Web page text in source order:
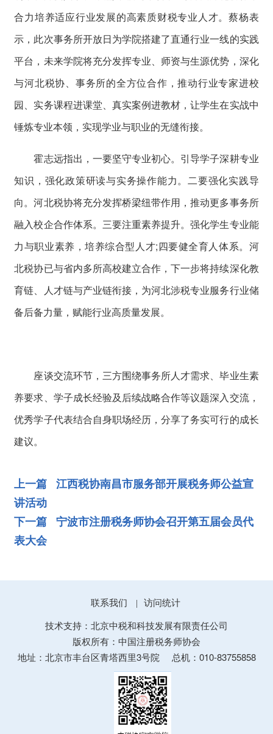
合力培养适应行业发展的高素质财税专业人才。蔡杨表
示，此次事务所开放日为学院搭建了直通行业一线的实践
平台，未来学院将充分发挥专业、师资与生源优势，深化
与河北税协、事务所的全方位合作，推动行业专家进校
园、实务课程进课堂、真实案例进教材，让学生在实战中
锤炼专业本领，实现学业与职业的无缝衔接。
霍志远指出，一要坚守专业初心。引导学子深耕专业
知识，强化政策研读与实务操作能力。二要强化实践导
向。河北税协将充分发挥桥梁纽带作用，推动更多事务所
融入校企合作体系。三要注重素养提升。强化学生专业能
力与职业素养，培养综合型人才;四要健全育人体系。河
北税协已与省内多所高校建立合作，下一步将持续深化教
育链、人才链与产业链衔接，为河北涉税专业服务行业储
备后备力量，赋能行业高质量发展。
座谈交流环节，三方围绕事务所人才需求、毕业生素
养要求、学子成长经验及后续战略合作等议题深入交流，
优秀学子代表结合自身职场经历，分享了务实可行的成长
建议。
上一篇 江西税协南昌市服务部开展税务师公益宣
讲活动
下一篇 宁波市注册税务师协会召开第五届会员代
表大会
联系我们 |
访问统计
技术支持：北京中税和科技发展有限责任公司
版权所有：中国注册税务师协会
地址：北京市丰台区青塔西里3号院
总机：010-83755858